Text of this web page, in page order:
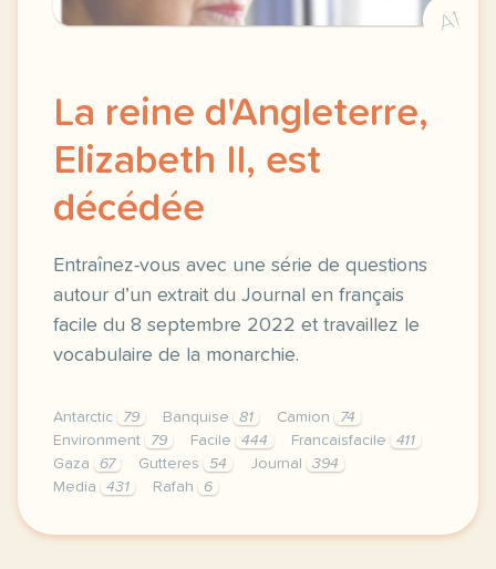
A1
La reine d'Angleterre,
Elizabeth II, est
décédée
Entraînez-vous avec une série de questions
autour d’un extrait du Journal en français
facile du 8 septembre 2022 et travaillez le
vocabulaire de la monarchie.
Antarctic 79 Banquise 81 Camion
74
Environment
79 Facile 444 Francaisfacile
411
Gaza
67 Gutteres 54 Journal
394
Media
431 Rafah 6
exercice a2 la reine d angleterre elizabeth ii est